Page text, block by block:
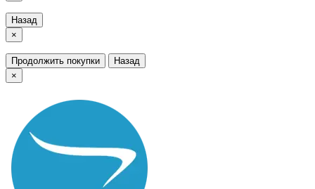
Назад
×
Продолжить покупки
Назад
×